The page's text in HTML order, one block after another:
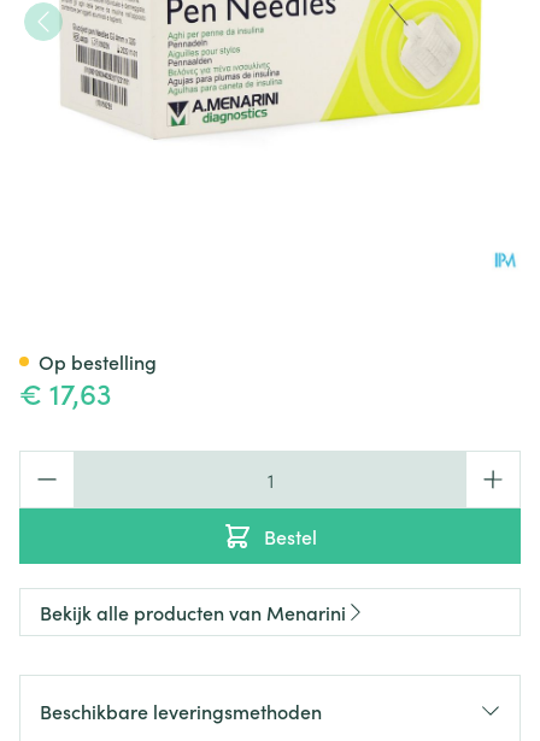
€ 17,63
Bestel
Op bestelling
Bekijk alle producten van Menarini
Beschikbare leveringsmethoden